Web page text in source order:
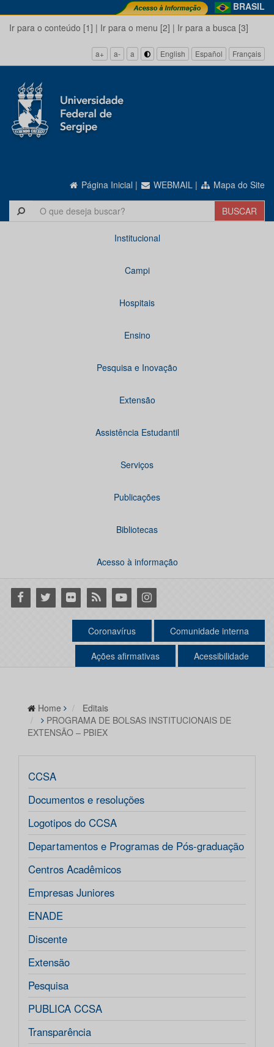
BRASIL
Ir para o conteúdo [1] | Ir para o menu [2] | Ir para a busca [3]
a+ a- a English Español Français
Página Inicial | WEBMAIL | Mapa do Site
Institucional
Campi
Hospitais
Ensino
Pesquisa e Inovação
Extensão
Assistência Estudantil
Serviços
Publicações
Bibliotecas
Acesso à informação
Facebook
Twitter Flickr RSS YoutubeInstagram
Coronavírus Comunidade interna
Ações afirmativas Acessibilidade
Home
Editais
PROGRAMA DE BOLSAS INSTITUCIONAIS DE
EXTENSÃO – PBIEX
CCSA
Documentos e resoluções
Logotipos do CCSA
Departamentos e Programas de Pós-graduação
Centros Acadêmicos
Empresas Juniores
ENADE
Discente
Extensão
Pesquisa
PUBLICA CCSA
Transparência